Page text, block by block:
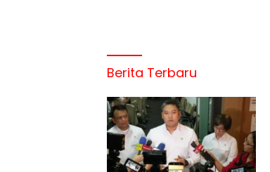
Berita Terbaru